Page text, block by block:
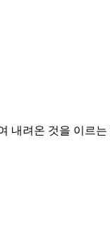
내려온 것을 이르